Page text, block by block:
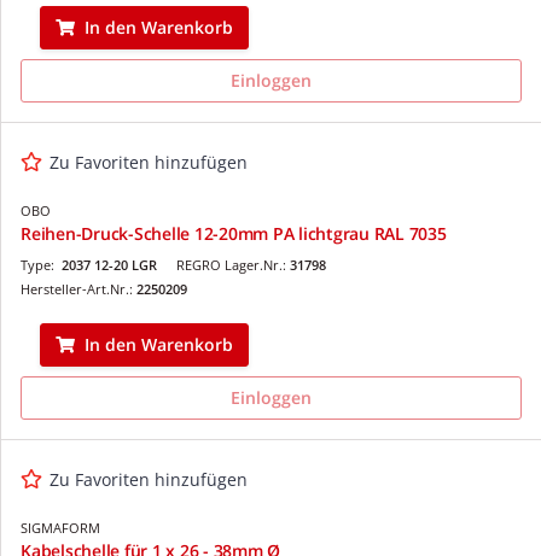
In den Warenkorb
Einloggen
Zu Favoriten hinzufügen
OBO
Reihen-Druck-Schelle 12-20mm PA lichtgrau RAL 7035
REGRO Lager.Nr.: 31798
Type: 2037 12-20 LGR
Hersteller-Art.Nr.: 2250209
In den Warenkorb
Einloggen
Zu Favoriten hinzufügen
SIGMAFORM
Kabelschelle für 1 x 26 - 38mm Ø